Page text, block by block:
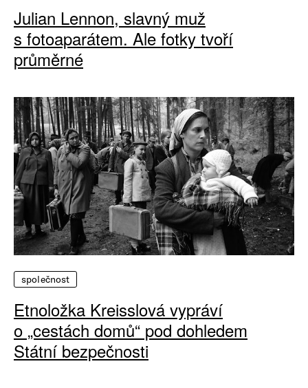
Julian Lennon, slavný muž
s fotoaparátem. Ale fotky tvoří
průměrné
společnost
Etnoložka Kreisslová vypráví
o „cestách domů“ pod dohledem
Státní bezpečnosti